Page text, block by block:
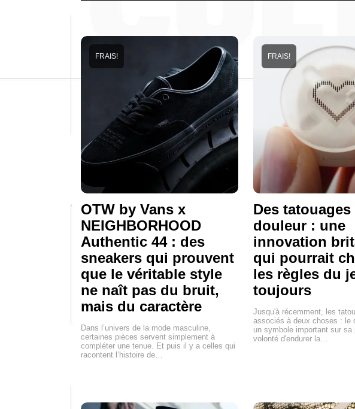
OTW by Vans x
NEIGHBORHOOD
Authentic 44 : des
sneakers qui prouvent
que le véritable style
ne naît pas du bruit,
mais du caractère
FRAIS!
Dans l’univers de la mode masculine,
certaines pièces servent simplement à
compléter une tenue. Et puis il y a celles qui
racontent l’histoire de…
Des tatouages
douleur : une
innovation
qui pourrait
les règles du
toujours
FRAIS!
Jusqu'à récemment, les
associés à deux choses : le
un symbole important sur sa
volonté d'endurer la…